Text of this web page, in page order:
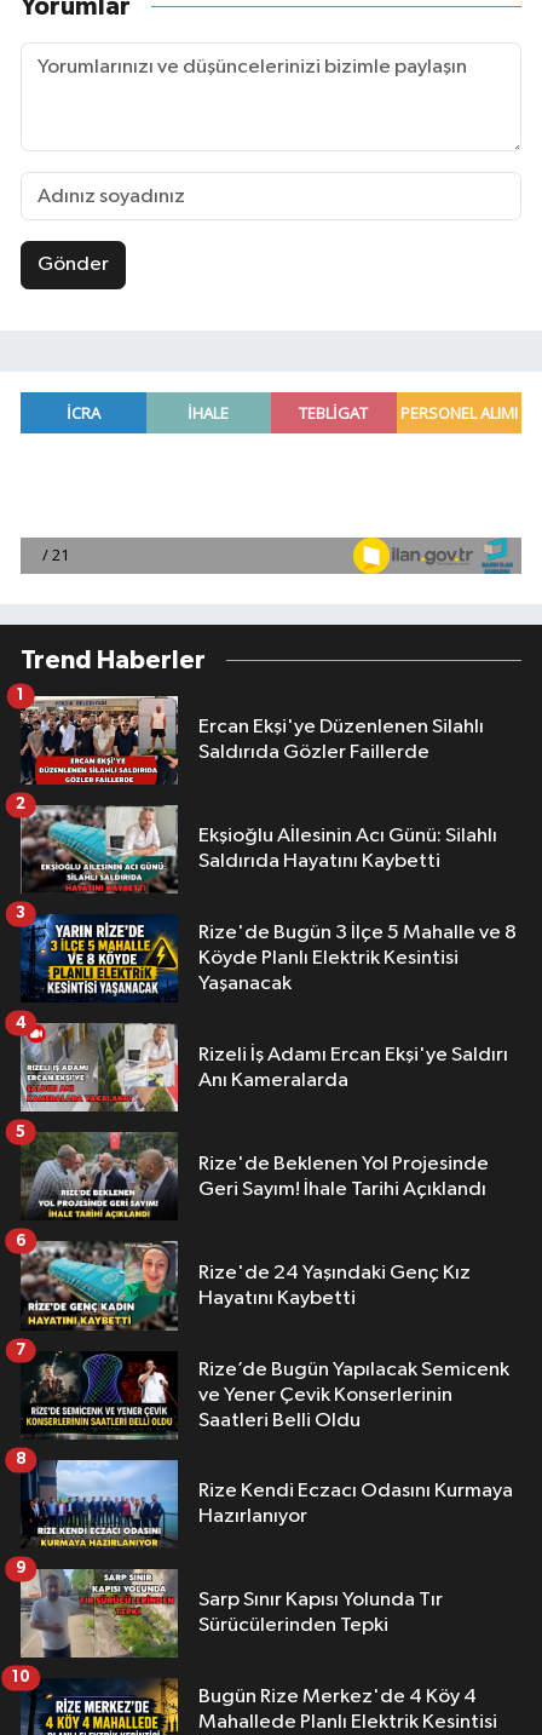
Yorumlar
Gönder
Trend Haberler
Ercan Ekşi'ye Düzenlenen Silahlı
Saldırıda Gözler Faillerde
1
Ekşioğlu Aİlesinin Acı Günü: Silahlı
Saldırıda Hayatını Kaybetti
2
Rize'de Bugün 3 İlçe 5 Mahalle ve 8
Köyde Planlı Elektrik Kesintisi
Yaşanacak
3
Rizeli İş Adamı Ercan Ekşi'ye Saldırı
Anı Kameralarda
4
Rize'de Beklenen Yol Projesinde
Geri Sayım! İhale Tarihi Açıklandı
5
Rize'de 24 Yaşındaki Genç Kız
Hayatını Kaybetti
6
Rize’de Bugün Yapılacak Semicenk
ve Yener Çevik Konserlerinin
Saatleri Belli Oldu
7
Rize Kendi Eczacı Odasını Kurmaya
Hazırlanıyor
8
Sarp Sınır Kapısı Yolunda Tır
Sürücülerinden Tepki
9
Bugün Rize Merkez'de 4 Köy 4
Mahallede Planlı Elektrik Kesintisi
10